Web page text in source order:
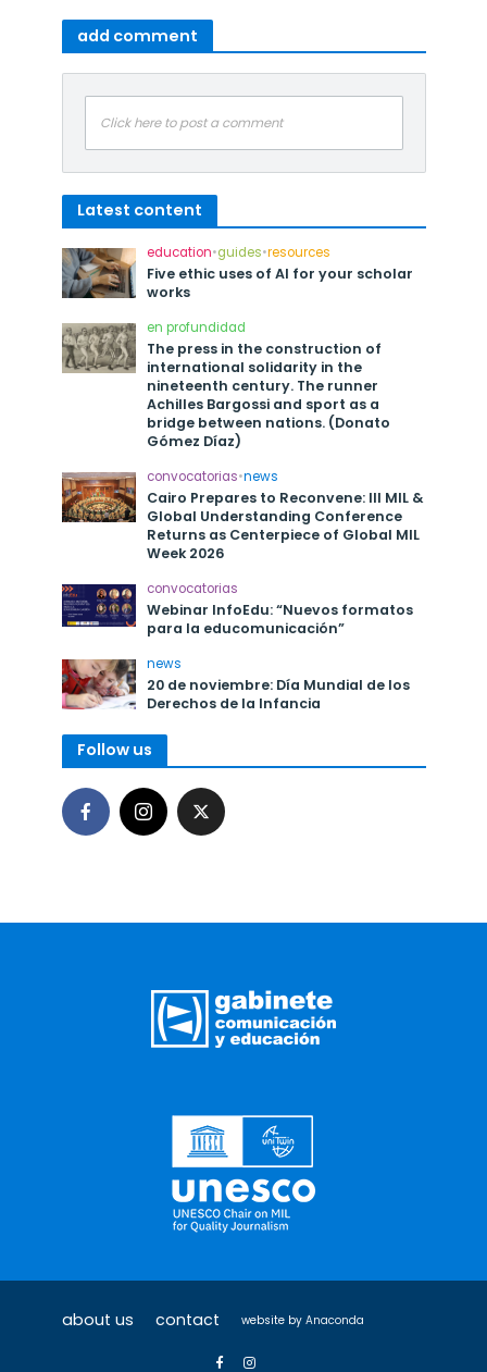
add comment
Click here to post a comment
Latest content
education•guides•resources
Five ethic uses of AI for your scholar
works
en profundidad
The press in the construction of
international solidarity in the
nineteenth century. The runner
Achilles Bargossi and sport as a
bridge between nations. (Donato
Gómez Díaz)
convocatorias•news
Cairo Prepares to Reconvene: III MIL &
Global Understanding Conference
Returns as Centerpiece of Global MIL
Week 2026
convocatorias
Webinar InfoEdu: “Nuevos formatos
para la educomunicación”
news
20 de noviembre: Día Mundial de los
Derechos de la Infancia
Follow us
about us contact website by Anaconda